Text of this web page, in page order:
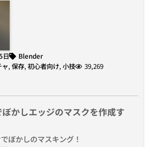
日
Blender
ャ, 保存, 初心者向け, 小技 39,269
かしエッジのマスクを作成す
ぼかしのマスキング！